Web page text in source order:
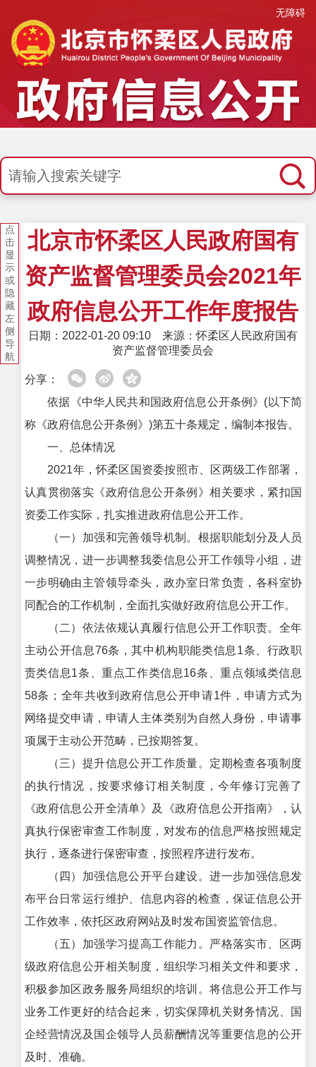
无障碍
点
击
显
示
或
隐
藏
左
侧
导
航
北京市怀柔区人民政府国有
资产监督管理委员会2021年
政府信息公开工作年度报告
日期：2022-01-20 09:10
来源：怀柔区人民政府国有
资产监督管理委员会
分享：
依据《中华人民共和国政府信息公开条例》(以下简
称《政府信息公开条例》)第五十条规定，编制本报告。
一、总体情况
2021年，怀柔区国资委按照市、区两级工作部署，
认真贯彻落实《政府信息公开条例》相关要求，紧扣国
资委工作实际，扎实推进政府信息公开工作。
（一）加强和完善领导机制。根据职能划分及人员
调整情况，进一步调整我委信息公开工作领导小组，进
一步明确由主管领导牵头，政办室日常负责，各科室协
同配合的工作机制，全面扎实做好政府信息公开工作。
（二）依法依规认真履行信息公开工作职责。全年
主动公开信息76条，其中机构职能类信息1条、行政职
责类信息1条、重点工作类信息16条、重点领域类信息
58条；全年共收到政府信息公开申请1件，申请方式为
网络提交申请，申请人主体类别为自然人身份，申请事
项属于主动公开范畴，已按期答复。
（三）提升信息公开工作质量。定期检查各项制度
的执行情况，按要求修订相关制度，今年修订完善了
《政府信息公开全清单》及《政府信息公开指南》，认
真执行保密审查工作制度，对发布的信息严格按照规定
执行，逐条进行保密审查，按照程序进行发布。
（四）加强信息公开平台建设。进一步加强信息发
布平台日常运行维护、信息内容的检查，保证信息公开
工作效率，依托区政府网站及时发布国资监管信息。
（五）加强学习提高工作能力。严格落实市、区两
级政府信息公开相关制度，组织学习相关文件和要求，
积极参加区政务服务局组织的培训。将信息公开工作与
业务工作更好的结合起来，切实保障机关财务情况、国
企经营情况及国企领导人员薪酬情况等重要信息的公开
及时、准确。